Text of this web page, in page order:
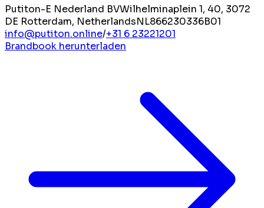
Putiton-E Nederland BVWilhelminaplein 1, 40, 3072
DE Rotterdam, NetherlandsNL866230336B01
info@putiton.online/+31 6 23221201
Brandbook herunterladen